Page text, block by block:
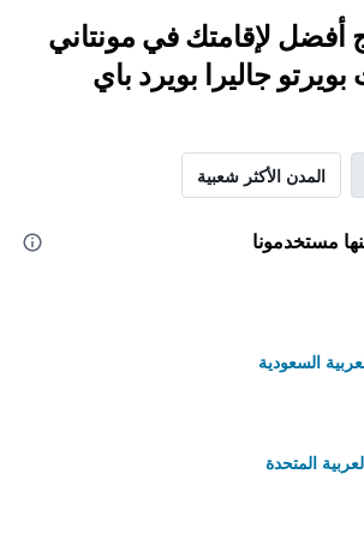
أفضل لإقامتك في مونتاني
جاليرا بويرد باي
المدن الأكثر شعبية
مستخدمونا
السعودية
المتحدة